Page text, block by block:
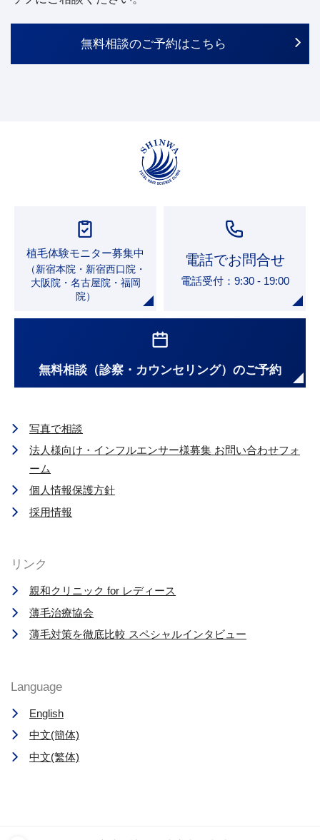
無料相談のご予約はこちら
植毛体験モニター募集中
（新宿本院・新宿西口院・
大阪院・名古屋院・福岡
院）
電話でお問合せ
電話受付：9:30 - 19:00
無料相談（診察・カウンセリング）のご予約
写真で相談
法人様向け・インフルエンサー様募集 お問い合わせフォ
ーム
個人情報保護方針
採用情報
リンク
親和クリニック for レディース
薄毛治療協会
薄毛対策を徹底比較 スペシャルインタビュー
Language
English
中文(簡体)
中文(繁体)